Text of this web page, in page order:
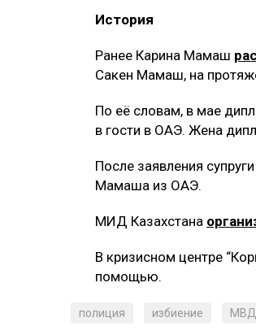
История
Ранее Карина Мамаш
Сакен Мамаш, на
По её словам, в мае
в гости в ОАЭ. Жена
После заявления
Мамаша из ОАЭ.
МИД Казахстана
В кризисном центре
помощью.
полиция избиение МВД